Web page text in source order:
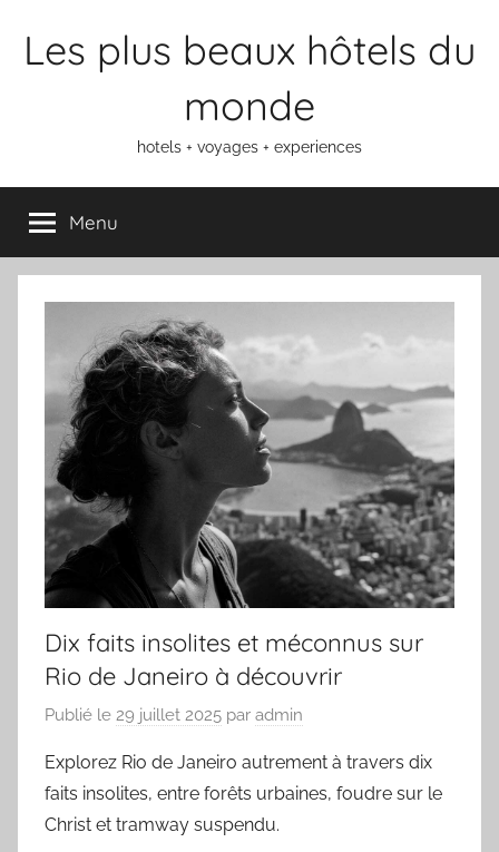
Les plus beaux hôtels du
monde
hotels + voyages + experiences
Menu
Dix faits insolites et méconnus sur
Rio de Janeiro à découvrir
Publié le 29 juillet 2025 par admin
Explorez Rio de Janeiro autrement à travers dix
faits insolites, entre forêts urbaines, foudre sur le
Christ et tramway suspendu.